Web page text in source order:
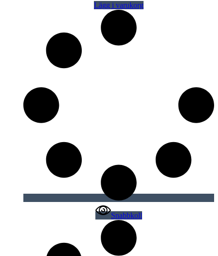
Lägg i varukorg
Snabbkoll